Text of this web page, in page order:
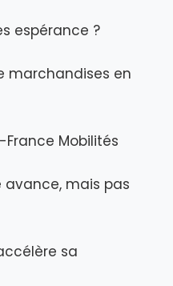
espérance ?
marchandises en
Mobilités
avance, mais pas
sa